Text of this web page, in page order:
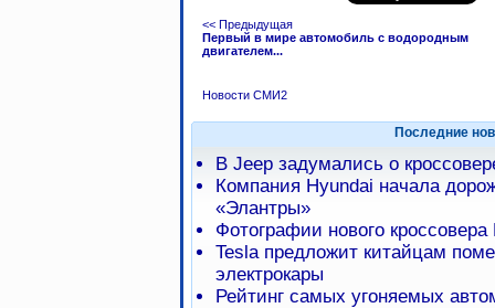
<< Предыдущая
Первый в мире автомобиль с водородным
двигателем...
Новости СМИ2
Последние
В Jeep задумались о
Компания Hyundai начала
«Элантры»
Фотографии нового
Tesla предложит китайцам
электрокары
Рейтинг самых угоняемых